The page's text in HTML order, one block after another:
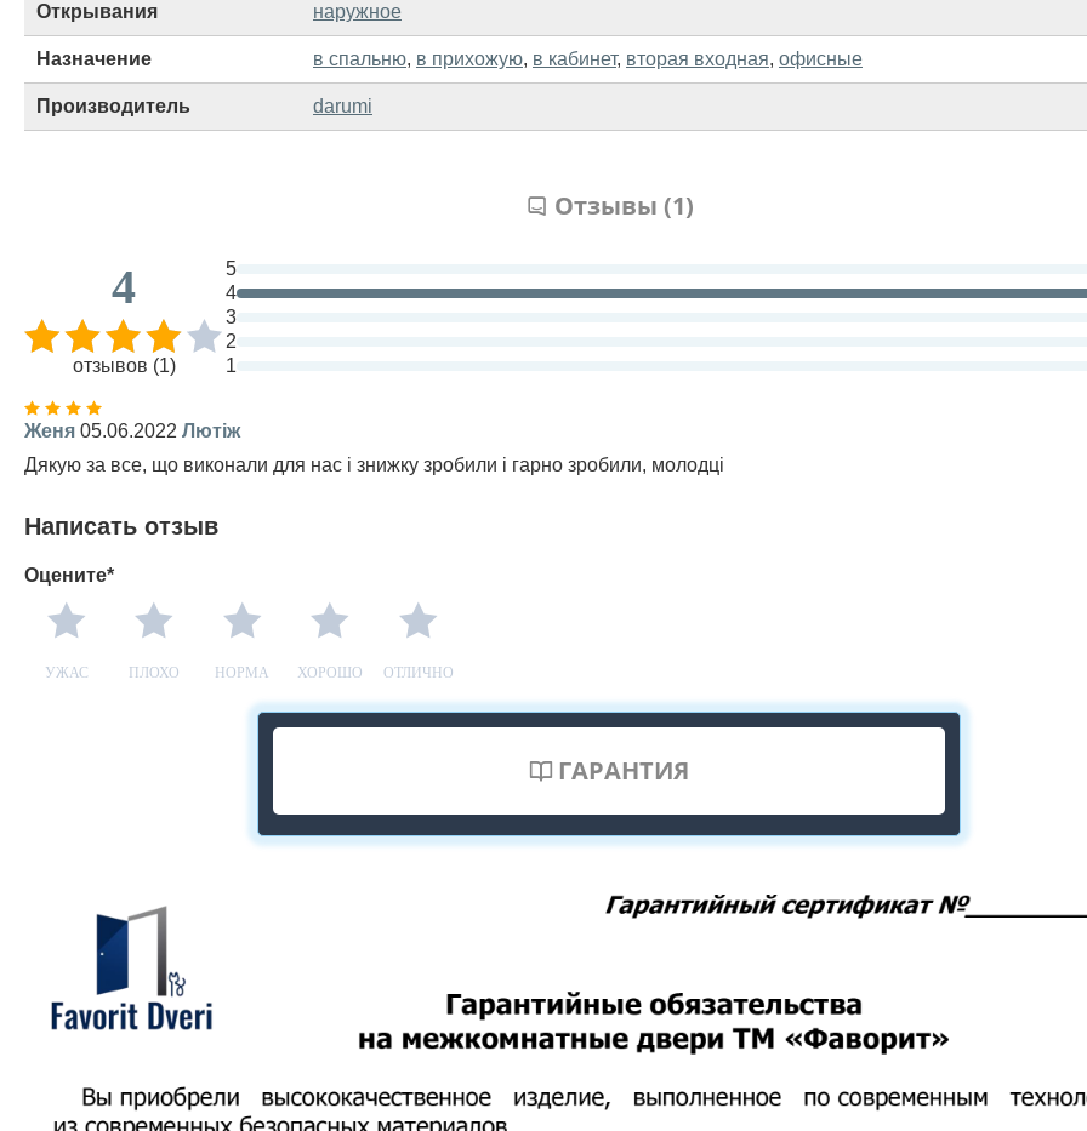
Открывания наружное
Назначение в спальню, в прихожую, в кабинет, вторая входная, офисные
Производитель darumi
Отзывы (1)
4
отзывов (1)
5
4
3
2
1
Женя 05.06.2022 Лютіж
Дякую за все, що виконали для нас і знижку зробили і гарно зробили, молодці
Написать отзыв
Оцените*
УЖАС ПЛОХО НОРМА ХОРОШО ОТЛИЧНО
ГАРАНТИЯ